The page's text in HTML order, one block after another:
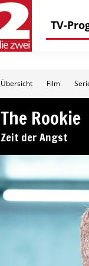
TV-
Übersicht Film
The Rookie
Zeit der Angst